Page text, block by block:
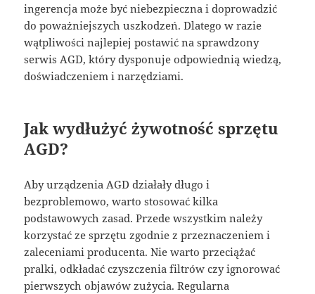
ingerencja może być niebezpieczna i doprowadzić
do poważniejszych uszkodzeń. Dlatego w razie
wątpliwości najlepiej postawić na sprawdzony
serwis AGD, który dysponuje odpowiednią wiedzą,
doświadczeniem i narzędziami.
Jak wydłużyć żywotność sprzętu
AGD?
Aby urządzenia AGD działały długo i
bezproblemowo, warto stosować kilka
podstawowych zasad. Przede wszystkim należy
korzystać ze sprzętu zgodnie z przeznaczeniem i
zaleceniami producenta. Nie warto przeciążać
pralki, odkładać czyszczenia filtrów czy ignorować
pierwszych objawów zużycia. Regularna